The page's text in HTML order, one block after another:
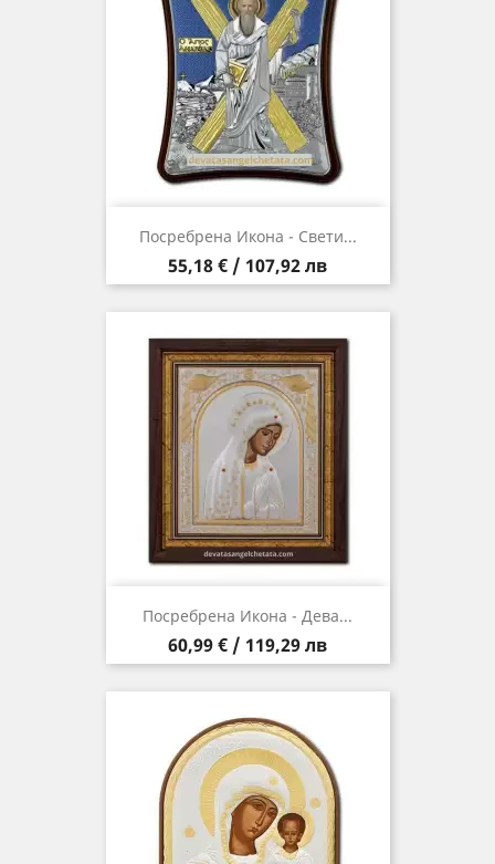
Посребрена Икона - Свети...
Цена
55,18 € / 107,92 лв
Посребрена Икона - Дева...
Цена
60,99 € / 119,29 лв